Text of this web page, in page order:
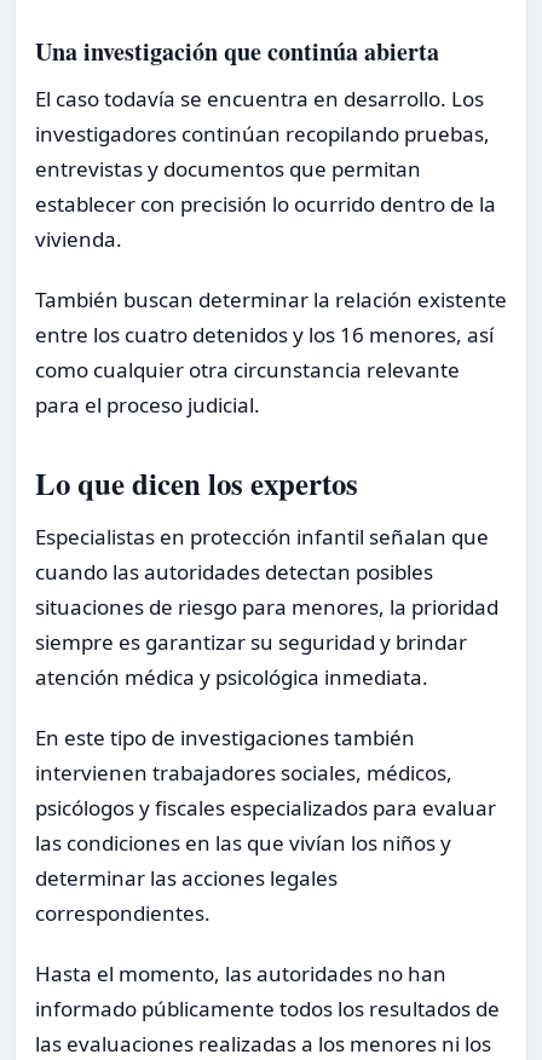
Una investigación que continúa abierta
El caso todavía se encuentra en desarrollo. Los
investigadores continúan recopilando pruebas,
entrevistas y documentos que permitan
establecer con precisión lo ocurrido dentro de la
vivienda.
También buscan determinar la relación existente
entre los cuatro detenidos y los 16 menores, así
como cualquier otra circunstancia relevante
para el proceso judicial.
Lo que dicen los expertos
Especialistas en protección infantil señalan que
cuando las autoridades detectan posibles
situaciones de riesgo para menores, la prioridad
siempre es garantizar su seguridad y brindar
atención médica y psicológica inmediata.
En este tipo de investigaciones también
intervienen trabajadores sociales, médicos,
psicólogos y fiscales especializados para evaluar
las condiciones en las que vivían los niños y
determinar las acciones legales
correspondientes.
Hasta el momento, las autoridades no han
informado públicamente todos los resultados de
las evaluaciones realizadas a los menores ni los